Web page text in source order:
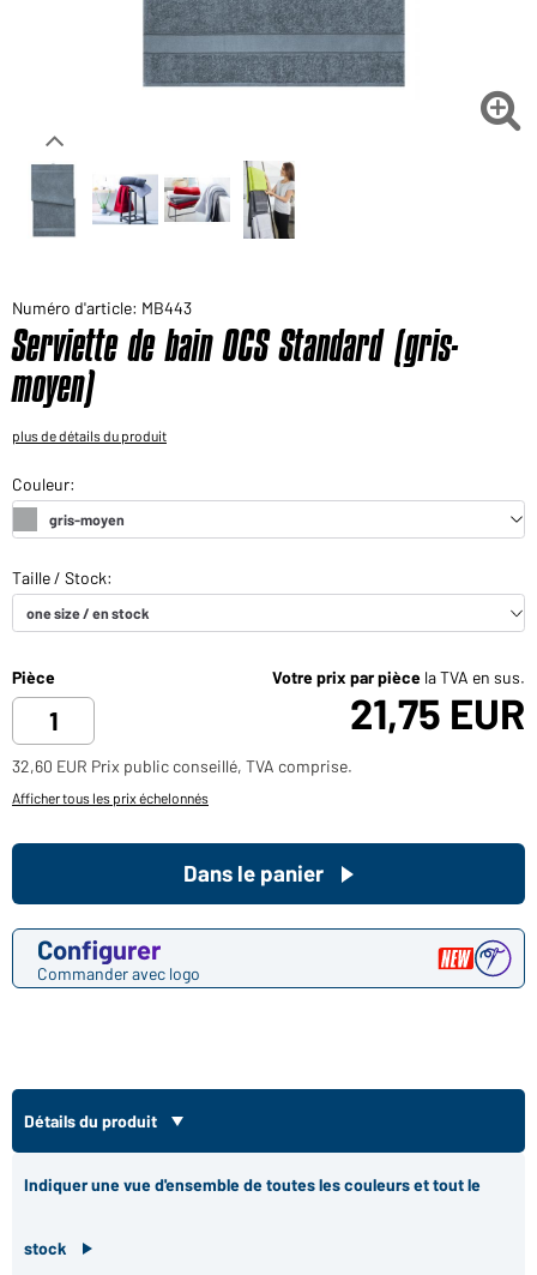
Voudriez-vous acheter des produits pour votre besoin
Chemin d'accès au shop des clients finaux 
Numéro d'article: MB443
Serviette de bain OCS Standard (gris-
moyen)
plus de détails du produit
Pièce Votre prix par pièce la TVA en sus.
21,75 EUR
32,60 EUR Prix public conseillé, TVA comprise.
Afficher tous les prix échelonnés
Configurer
Commander avec logo
Dans le panier
Détails du produit
Indiquer une vue d'ensemble de toutes les couleurs et tout le
stock